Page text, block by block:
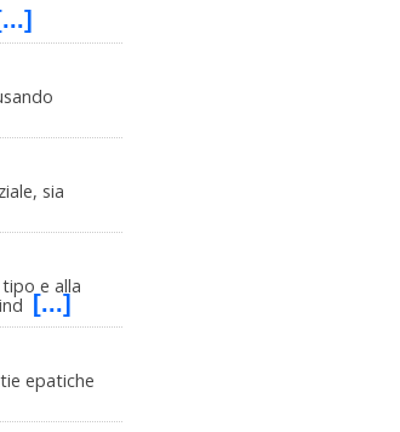
sia
e alla
[...]
epatiche